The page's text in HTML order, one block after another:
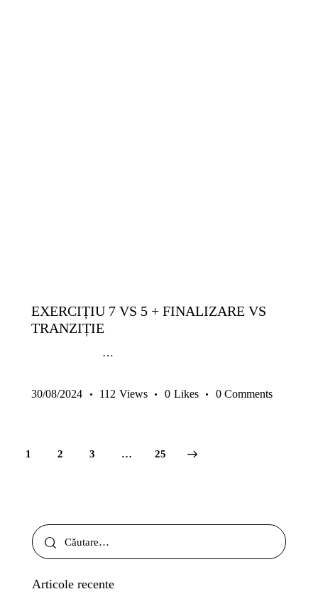
EXERCIȚIU 7 VS 5 + FINALIZARE VS
TRANZIȚIE
…
30/08/2024 112 Views 0 Likes 0 Comments
1 2 3 … 25
>
Articole recente